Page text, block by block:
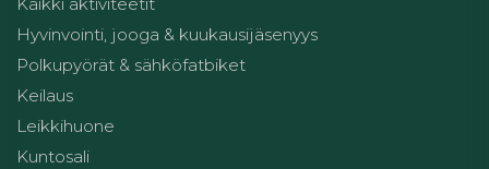
Hyvinvointi, jooga & kuukausijäsenyys
Polkupyörät & sähköfatbiket
Keilaus
Leikkihuone
Kuntosali